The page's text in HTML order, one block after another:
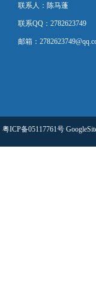
联系人：陈马蓬
联系QQ：2782623749
邮箱：
粤ICP备05117761号